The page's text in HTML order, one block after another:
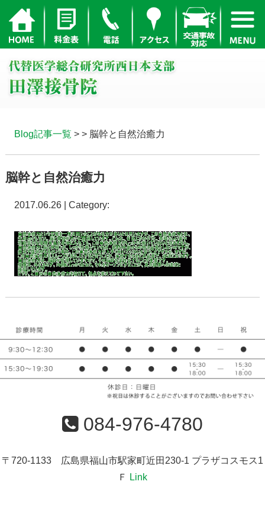
Blog記事一覧 > > 脳幹と自然治癒力
脳幹と自然治癒力
2017.06.26 | Category:
084-976-4780
〒720-1133 広島県福山市駅家町近田230-1 プラザコスモス1
Ｆ
Link